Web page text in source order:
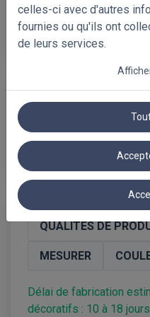
celles-ci avec d'autres
fournies ou qu'ils ont
de leurs services.
Poids approximatif:
Taille estimée du
Fabrication estimée :10
QUALITÉS DE
MESURER
Délai de fabrication
décoratifs : 10 à 18